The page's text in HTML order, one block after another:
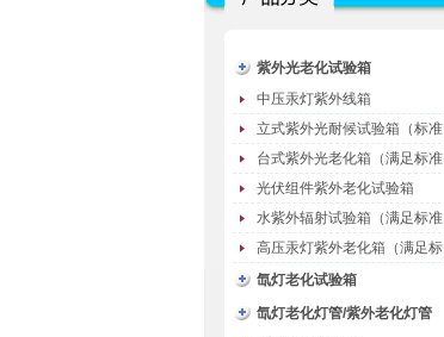
紫外光老化试验箱
中压汞灯紫外线箱
立式紫外光耐候试验箱（标准
型）
台式紫外光老化箱（满足标准
GB/T16776）
光伏组件紫外老化试验箱
水紫外辐射试验箱（满足标准
JC485-1992）
高压汞灯紫外老化箱（满足标
准GB/T16777）
氙灯老化试验箱
氙灯老化灯管/紫外老化灯管